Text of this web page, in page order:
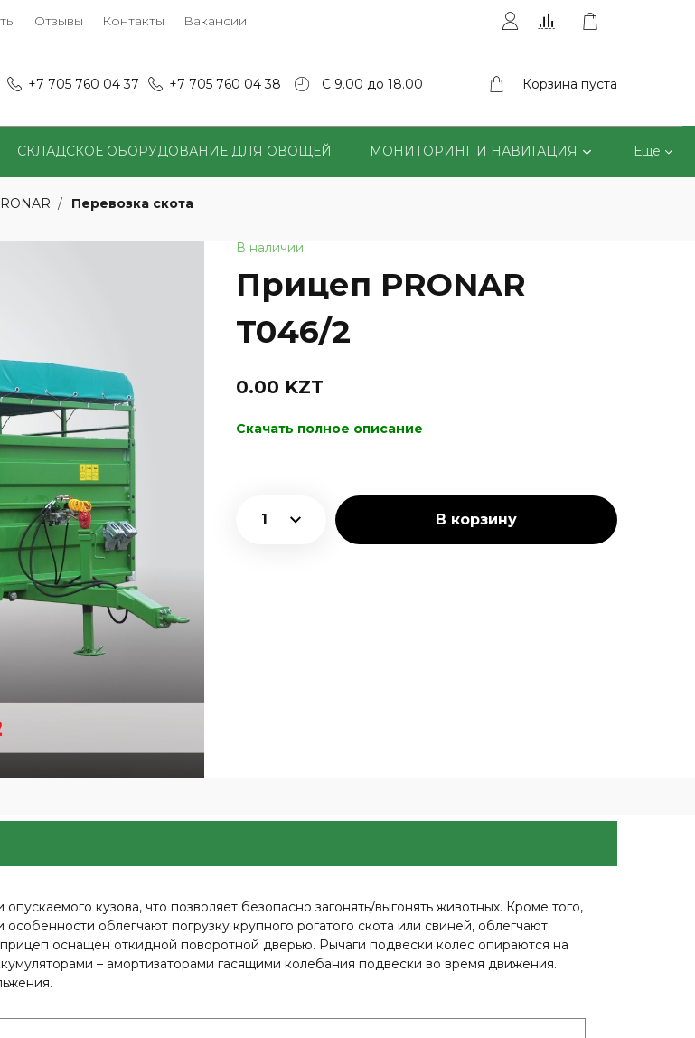
Отзывы Контакты Вакансии
+7 705 760 04 37 +7 705 760 04 38 С 9.00 до 18.00 Корзина пуста
СКЛАДСКОЕ ОБОРУДОВАНИЕ ДЛЯ ОВОЩЕЙ МОНИТОРИНГ И НАВИГАЦИЯ Еще
Перевозка скота
Прицеп PRONAR
T046/2
В наличии
0.00 KZT
Скачать полное описание
В корзину
кузова, что позволяет безопасно загонять/выгонять животных. Кроме того,
облегчают погрузку крупного рогатого скота или свиней, облегчают
оснащен откидной поворотной дверью. Рычаги подвески колес опираются на
– амортизаторами гасящими колебания подвески во время движения.